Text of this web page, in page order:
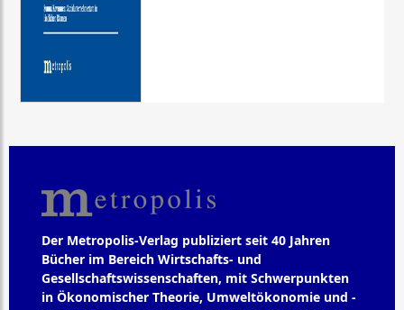
Der Metropolis-Verlag publiziert seit 40 Jahren
Bücher im Bereich Wirtschafts- und
Gesellschaftswissenschaften, mit Schwerpunkten
in Ökonomischer Theorie, Umweltökonomie und -